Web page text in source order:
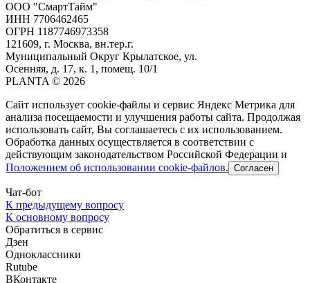
ООО "СмартТайм"
ИНН 7706462465
ОГРН 1187746973358
121609, г. Москва, вн.тер.г.
Муниципальный Округ Крылатское, ул.
Осенняя, д. 17, к. 1, помещ. 10/1
PLANTA © 2026
Сайт использует cookie-файлы и сервис Яндекс Метрика для
анализа посещаемости и улучшения работы сайта. Продолжая
использовать сайт, Вы соглашаетесь с их использованием.
Обработка данных осуществляется в соответствии с
действующим законодательством Российской Федерации и
Положением об использовании cookie-файлов. Согласен
Чат-бот
К предыдущему вопросу
К основному вопросу
Обратиться в сервис
Дзен
Одноклассники
Rutube
ВКонтакте